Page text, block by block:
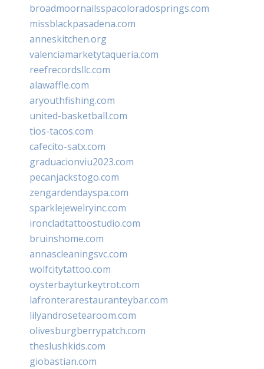
broadmoornailsspacoloradosprings.com
missblackpasadena.com
anneskitchen.org
valenciamarketytaqueria.com
reefrecordsllc.com
alawaffle.com
aryouthfishing.com
united-basketball.com
tios-tacos.com
cafecito-satx.com
graduacionviu2023.com
pecanjackstogo.com
zengardendayspa.com
sparklejewelryinc.com
ironcladtattoostudio.com
bruinshome.com
annascleaningsvc.com
wolfcitytattoo.com
oysterbayturkeytrot.com
lafronterarestauranteybar.com
lilyandrosetearoom.com
olivesburgberrypatch.com
theslushkids.com
giobastian.com